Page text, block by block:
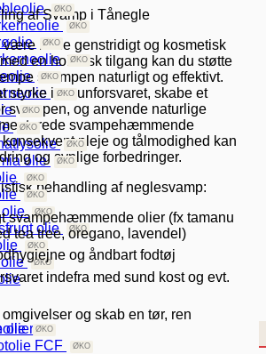
olie
olie
olie
olie
olier
FCF
af Svamp i Tånegle
være både genstridigt og kosmetisk
en holistisk tilgang kan du støtte
svampen naturligt og effektivt.
styrke immunforsvaret, skabe et
svampen, og anvende naturlige
svampehæmmende
pleje og tålmodighed kan
og synlige forbedringer.
behandling af neglesvamp:
svampehæmmende olier (fx tamanu
tea tree, oregano, lavendel)
og åndbart fodtøj
indefra med sund kost og evt.
og skab en tør, ren